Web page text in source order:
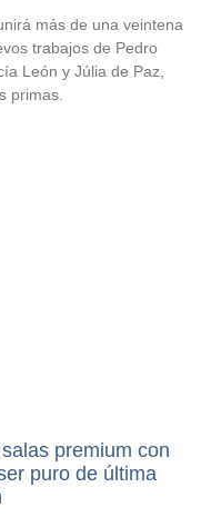
más de una veintena
trabajos de Pedro
León y Júlia de Paz,
primas.
premium con
puro de última